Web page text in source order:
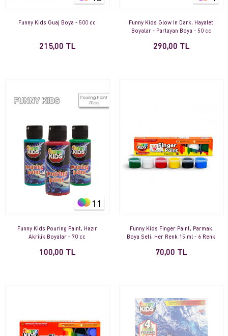
Funny Kids Guaj Boya - 500 cc
215,00 TL
Funny Kids Glow In Dark, Hayalet
Boyalar - Parlayan Boya - 50 cc
290,00 TL
11
Funny Kids Pouring Paint, Hazır
Akrilik Boyalar - 70 cc
100,00 TL
Funny Kids Finger Paint, Parmak
Boya Seti, Her Renk 15 ml - 6 Renk
70,00 TL